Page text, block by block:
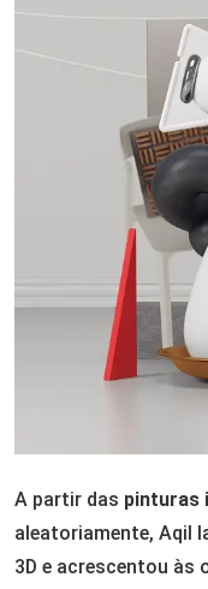
A partir das pinturas
aleatoriamente, Aqil
3D e acrescentou às